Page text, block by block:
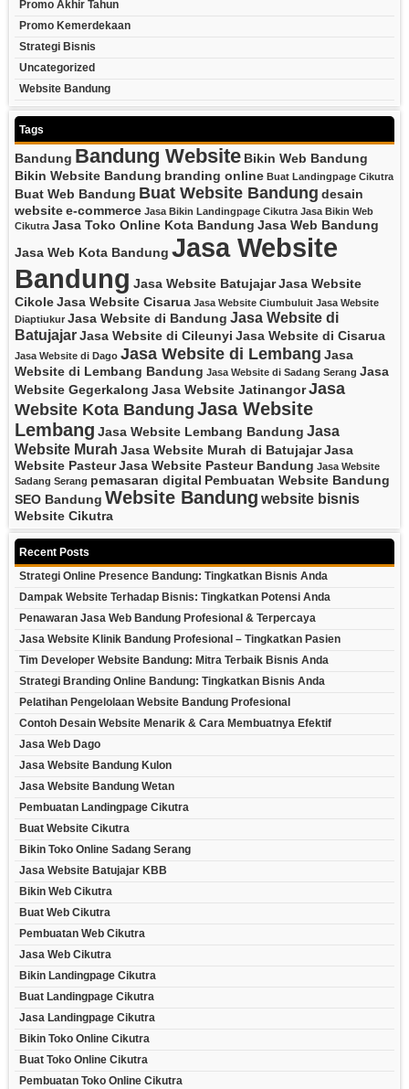
Promo Akhir Tahun
Promo Kemerdekaan
Strategi Bisnis
Uncategorized
Website Bandung
Tags
Bandung Bandung Website Bikin Web Bandung
Bikin Website Bandung branding online Buat Landingpage Cikutra
Buat Web Bandung Buat Website Bandung desain
websitee-commerce Jasa Bikin Landingpage Cikutra Jasa Bikin Web
Cikutra Jasa Toko Online Kota Bandung Jasa Web Bandung
Jasa Web Kota Bandung Jasa Website
Bandung Jasa Website BatujajarJasa Website
CikoleJasa Website Cisarua Jasa Website Ciumbuluit Jasa Website
Diaptiukur Jasa Website di Bandung Jasa Website di
BatujajarJasa Website di Cileunyi Jasa Website di Cisarua
Jasa Website di Dago Jasa Website di Lembang Jasa
Website di Lembang Bandung Jasa Website di Sadang Serang Jasa
Website Gegerkalong Jasa Website JatinangorJasa
Website Kota BandungJasa Website
Lembang Jasa Website Lembang Bandung Jasa
Website Murah Jasa Website Murah di BatujajarJasa
Website PasteurJasa Website Pasteur Bandung Jasa Website
Sadang Serang pemasaran digital Pembuatan Website Bandung
SEO Bandung Website Bandung website bisnis
Website Cikutra
Recent Posts
Strategi Online Presence Bandung: Tingkatkan Bisnis Anda
Dampak Website Terhadap Bisnis: Tingkatkan Potensi Anda
Penawaran Jasa Web Bandung Profesional & Terpercaya
Jasa Website Klinik Bandung Profesional – Tingkatkan Pasien
Tim Developer Website Bandung: Mitra Terbaik Bisnis Anda
Strategi Branding Online Bandung: Tingkatkan Bisnis Anda
Pelatihan Pengelolaan Website Bandung Profesional
Contoh Desain Website Menarik & Cara Membuatnya Efektif
Jasa Web Dago
Jasa Website Bandung Kulon
Jasa Website Bandung Wetan
Pembuatan Landingpage Cikutra
Buat Website Cikutra
Bikin Toko Online Sadang Serang
Jasa Website Batujajar KBB
Bikin Web Cikutra
Buat Web Cikutra
Pembuatan Web Cikutra
Jasa Web Cikutra
Bikin Landingpage Cikutra
Buat Landingpage Cikutra
Jasa Landingpage Cikutra
Bikin Toko Online Cikutra
Buat Toko Online Cikutra
Pembuatan Toko Online Cikutra